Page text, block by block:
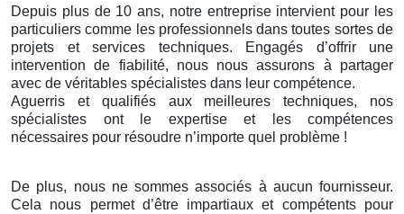
Depuis plus de 10 ans, notre entreprise intervient pour les
particuliers comme les professionnels dans toutes sortes de
projets et services techniques. Engagés d’offrir une
intervention de fiabilité, nous nous assurons à partager
avec de véritables spécialistes dans leur compétence.
Aguerris et qualifiés aux meilleures techniques, nos
spécialistes ont le expertise et les compétences
nécessaires pour résoudre n’importe quel problème !
De plus, nous ne sommes associés à aucun fournisseur.
Cela nous permet d’être impartiaux et compétents pour